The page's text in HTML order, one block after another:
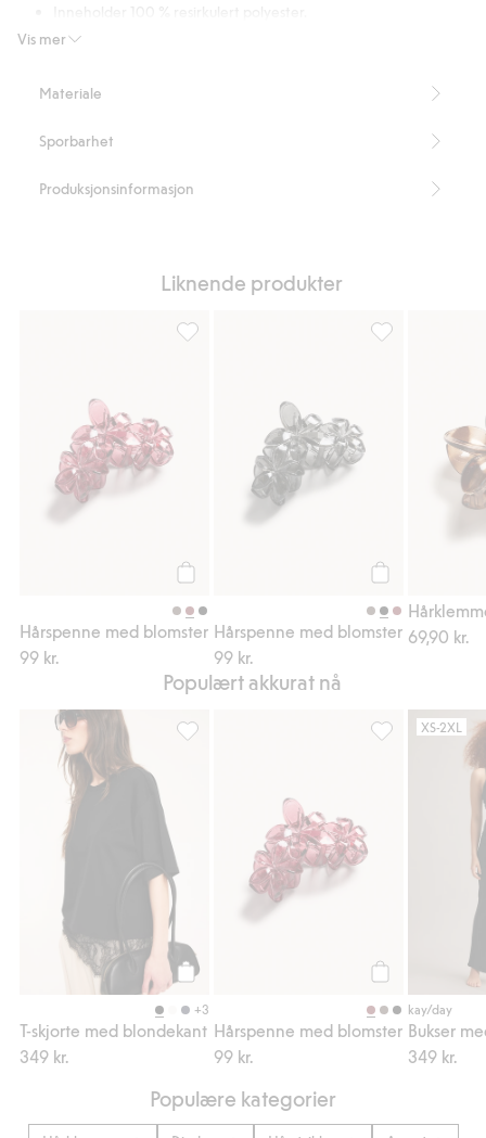
Vis mer
Artikkelnummer
Materiale
Sporbarhet
Produksjonsinformasjon
Liknende produkter
Hårspenne med blomster
99 kr.
Hårspenne med blomster
99 kr.
69,90 kr.
Populært akkurat nå
+3
T-skjorte med blondekant
349 kr.
Legg til
Hårspenne med blomster
99 kr.
XS-2XL
kay/day
349 kr.
Populære kategorier